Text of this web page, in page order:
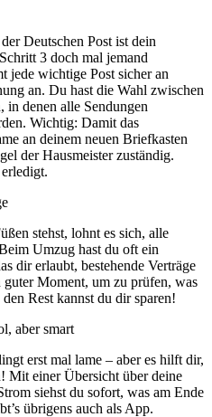
Deutschen Post ist dein
3 doch mal jemand
jede wichtige Post sicher an
an. Du hast die Wahl zwischen
in denen alle Sendungen
Wichtig: Damit das
an deinem neuen Briefkasten
der Hausmeister zuständig.
stehst, lohnt es sich, alle
Umzug hast du oft ein
dir erlaubt, bestehende Verträge
Moment, um zu prüfen, was
Rest kannst du dir sparen!
aber smart
erst mal lame – aber es hilft dir,
Mit einer Übersicht über deine
siehst du sofort, was am Ende
übrigens auch als App.